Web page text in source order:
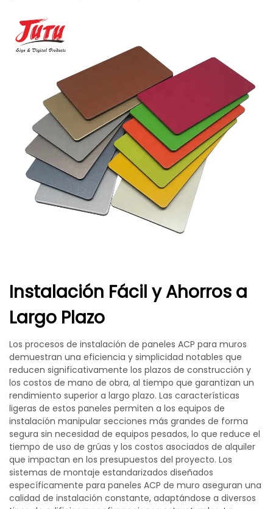
Instalación Fácil y Ahorros a
Largo Plazo
Los procesos de instalación de paneles ACP para muros
demuestran una eficiencia y simplicidad notables que
reducen significativamente los plazos de construcción y
los costos de mano de obra, al tiempo que garantizan un
rendimiento superior a largo plazo. Las características
ligeras de estos paneles permiten a los equipos de
instalación manipular secciones más grandes de forma
segura sin necesidad de equipos pesados, lo que reduce el
tiempo de uso de grúas y los costos asociados de alquiler
que impactan en los presupuestos del proyecto. Los
sistemas de montaje estandarizados diseñados
específicamente para paneles ACP de muro aseguran una
calidad de instalación constante, adaptándose a diversos